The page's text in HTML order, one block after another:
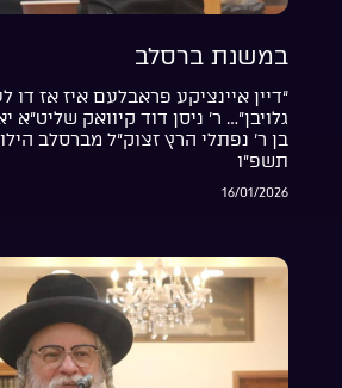
במשנת ברסלב
“דיין איינציקע פראבלעם איז אז דו
גלויבן”… ר’ ניסן דוד קיוואק שליט”א
בן ר’ נפתלי הרץ זצוק”ל מברסלב
תשפ”ו
16/01/2026